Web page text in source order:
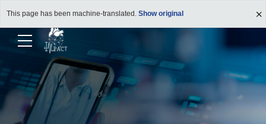
This page has been machine-translated. Show original